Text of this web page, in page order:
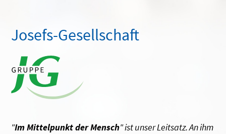
Josefs-Gesellschaft
"Im Mittelpunkt der Mensch" ist unser Leitsatz. An ihm